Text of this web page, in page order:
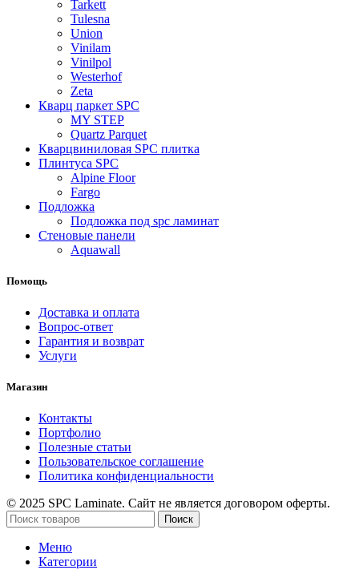
Tarkett
Tulesna
Union
Vinilam
Vinilpol
Westerhof
Zeta
Кварц паркет SPC
MY STEP
Quartz Parquet
Кварцвиниловая SPC плитка
Плинтуса SPC
Alpine Floor
Fargo
Подложка
Подложка под spc ламинат
Стеновые панели
Aquawall
Помощь
Доставка и оплата
Вопрос-ответ
Гарантия и возврат
Услуги
Магазин
Контакты
Портфолио
Полезные статьи
Пользовательское соглашение
Политика конфиденциальности
© 2025 SPC Laminate. Сайт не является договором оферты.
Поиск
Меню
Категории